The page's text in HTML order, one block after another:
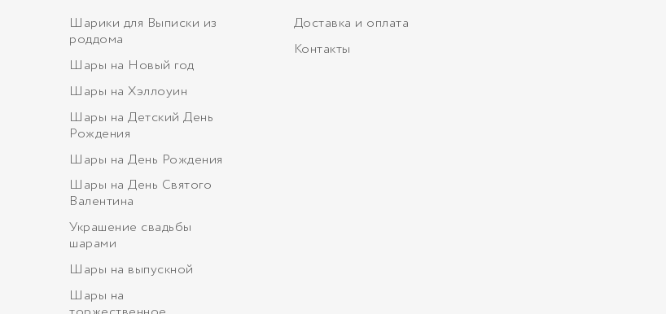
Шарики для Выписки из
роддома
Шары на Новый год
Шары на Хэллоуин
Шары на Детский День
Рождения
Шары на День Рождения
Шары на День Святого
Валентина
Украшение свадьбы
шарами
Шары на выпускной
Шары на
Доставка и оплата
Контакты